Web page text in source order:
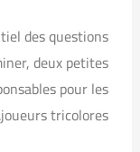
des questions
deux petites
pour les
joueurs tricolores.